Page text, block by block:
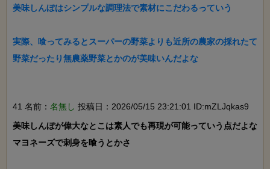
美味しんぼはシンプルな調理法で素材にこだわるっていう
実際、喰ってみるとスーパーの野菜よりも近所の農家の採れたて
野菜だったり無農薬野菜とかのが美味いんだよな
41 名前： 名無し 投稿日：2026/05/15 23:21:01 ID:mZLJqkas9
美味しんぼが偉大なとこは素人でも再現が可能っていう点だよな
マヨネーズで刺身を喰うとかさ